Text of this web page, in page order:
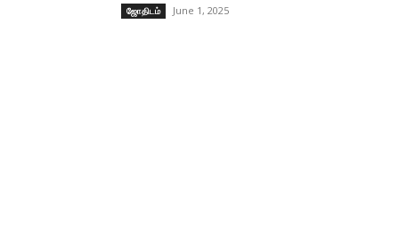
ஜோதிடம் June 1, 2025